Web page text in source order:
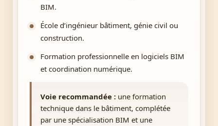
BIM.
École d’ingénieur bâtiment, génie civil ou
construction.
Formation professionnelle en logiciels BIM
et coordination numérique.
Voie recommandée : une formation
technique dans le bâtiment, complétée
par une spécialisation BIM et une